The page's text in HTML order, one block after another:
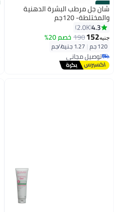
#17
شان جل مرطب البشرة الدهنية
والمختلطة- 120جم
4.3
2.0K
جنيه152
190 خصم 20%
120 جم |
توصيل مجاني
تم بيع +1000 مؤخرًا
توصيل مجاني